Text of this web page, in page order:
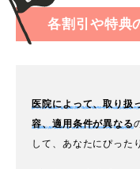
【初心者向
完全個室の
公式
各割引や特典
医院によって、取り扱
容、適用条件が異なる
して、あなたにぴった